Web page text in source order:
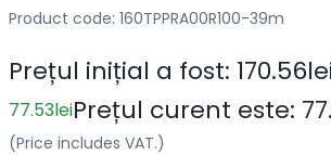
Product code: 160TPPRA00R100-39m
Prețul inițial a fost:
77.53leiPrețul curent este:
(Price includes VAT.)